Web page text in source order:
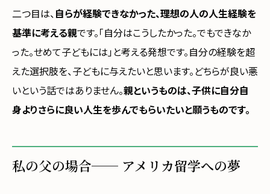
二つ目は、 自らが経験できなかった、理想の人の人生経験を
基準に考える親です。「自分はこうしたかった。でもできなか
った。せめて子どもには」と考える発想です。自分の経験を超
えた選択肢を、子どもに与えたいと思います。どちらが良い悪
いという話ではありません。親というものは、子供に自分自
身よりさらに良い人生を歩んでもらいたいと願うものです。
私の父の場合── アメリカ留学への夢